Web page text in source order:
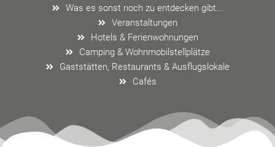
Was es sonst noch zu entdecken gibt...
Veranstaltungen
Hotels & Ferienwohnungen
Camping & Wohnmobilstellplätze
Gaststätten, Restaurants & Ausflugslokale
Cafés